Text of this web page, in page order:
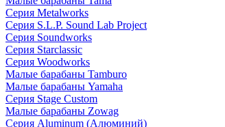
Серия Metalworks
Серия S.L.P. Sound Lab Project
Серия Soundworks
Серия Starclassic
Серия Woodworks
Малые барабаны Tamburo
Малые барабаны Yamaha
Серия Stage Custom
Малые барабаны Zowag
Серия Aluminum (Алюминий)